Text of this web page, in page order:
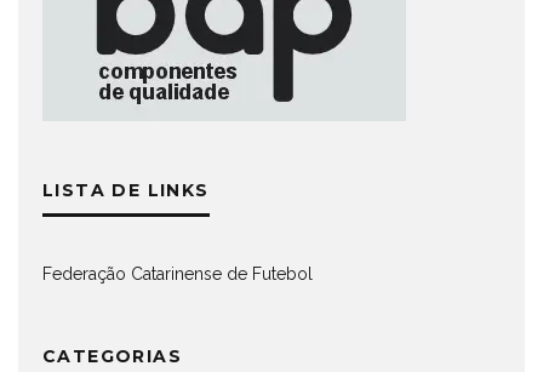
LISTA DE LINKS
Federação Catarinense de Futebol
CATEGORIAS